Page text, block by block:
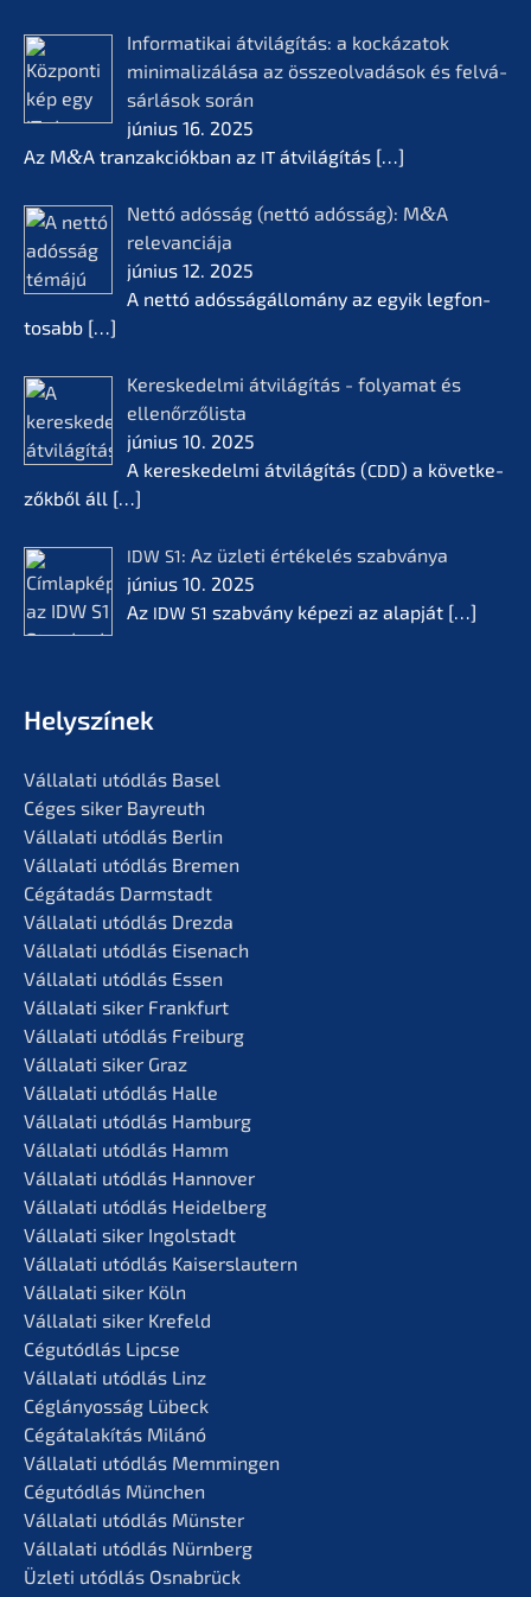
Infor­ma­ti­kai átvilá­gí­tás: a kocká­z­a­tok
minima­li­zá­lá­sa az összeol­va­dá­sok és felvá­
sár­lá­sok során
június 16. 2025
Az M&A tranzak­ciók­ban az IT átvilá­gí­tás […]
Nettó adósság (nettó adósság): M&A
relevan­ciá­ja
június 12. 2025
A nettó adóssá­gál­lomá­ny az egyik legfon­
tosabb […]
Keres­ke­del­mi átvilá­gí­tás - folyamat és
ellenőr­ző­lis­ta
június 10. 2025
A keres­ke­del­mi átvilá­gí­tás (CDD) a követ­ke­
zők­ből áll […]
IDW S1: Az üzleti értékelés szabvá­nya
június 10. 2025
Az IDW S1 szabvá­ny képezi az alapját […]
Helyszí­nek
Vállala­ti utódlás Basel
Céges siker Bayreuth
Vállala­ti utódlás Berlin
Vállala­ti utódlás Bremen
Cégáta­dás Darmstadt
Vállala­ti utódlás Drezda
Vállala­ti utódlás Eisenach
Vállala­ti utódlás Essen
Vállala­ti siker Frankfurt
Vállala­ti utódlás Freiburg
Vállala­ti siker Graz
Vállala­ti utódlás Halle
Vállala­ti utódlás Hamburg
Vállala­ti utódlás Hamm
Vállala­ti utódlás Hannover
Vállala­ti utódlás Heidelberg
Vállala­ti siker Ingolstadt
Vállala­ti utódlás Kaiserslautern
Vállala­ti siker Köln
Vállala­ti siker Krefeld
Cégutód­lás Lipcse
Vállala­ti utódlás Linz
Céglá­n­yos­ság Lübeck
Cégátalakí­tás Milánó
Vállala­ti utódlás Memmingen
Cégutód­lás München
Vállala­ti utódlás Münster
Vállala­ti utódlás Nürnberg
Üzleti utódlás Osnabrück